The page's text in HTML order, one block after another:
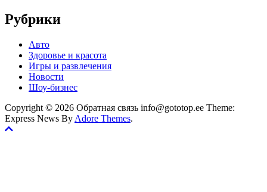
Рубрики
Авто
Здоровье и красота
Игры и развлечения
Новости
Шоу-бизнес
Copyright © 2026 Обратная связь info@gototop.ee Theme:
Express News By Adore Themes.